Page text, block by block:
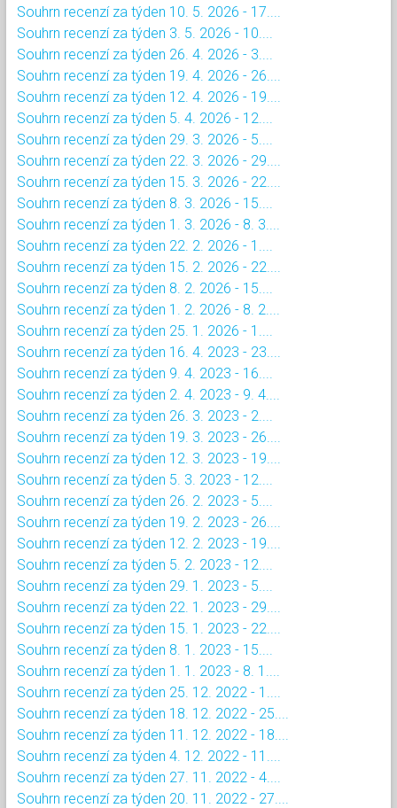
Souhrn recenzí za týden 10. 5. 2026 - 17....
Souhrn recenzí za týden 3. 5. 2026 - 10....
Souhrn recenzí za týden 26. 4. 2026 - 3....
Souhrn recenzí za týden 19. 4. 2026 - 26....
Souhrn recenzí za týden 12. 4. 2026 - 19....
Souhrn recenzí za týden 5. 4. 2026 - 12....
Souhrn recenzí za týden 29. 3. 2026 - 5....
Souhrn recenzí za týden 22. 3. 2026 - 29....
Souhrn recenzí za týden 15. 3. 2026 - 22....
Souhrn recenzí za týden 8. 3. 2026 - 15....
Souhrn recenzí za týden 1. 3. 2026 - 8. 3....
Souhrn recenzí za týden 22. 2. 2026 - 1....
Souhrn recenzí za týden 15. 2. 2026 - 22....
Souhrn recenzí za týden 8. 2. 2026 - 15....
Souhrn recenzí za týden 1. 2. 2026 - 8. 2....
Souhrn recenzí za týden 25. 1. 2026 - 1....
Souhrn recenzí za týden 16. 4. 2023 - 23....
Souhrn recenzí za týden 9. 4. 2023 - 16....
Souhrn recenzí za týden 2. 4. 2023 - 9. 4....
Souhrn recenzí za týden 26. 3. 2023 - 2....
Souhrn recenzí za týden 19. 3. 2023 - 26....
Souhrn recenzí za týden 12. 3. 2023 - 19....
Souhrn recenzí za týden 5. 3. 2023 - 12....
Souhrn recenzí za týden 26. 2. 2023 - 5....
Souhrn recenzí za týden 19. 2. 2023 - 26....
Souhrn recenzí za týden 12. 2. 2023 - 19....
Souhrn recenzí za týden 5. 2. 2023 - 12....
Souhrn recenzí za týden 29. 1. 2023 - 5....
Souhrn recenzí za týden 22. 1. 2023 - 29....
Souhrn recenzí za týden 15. 1. 2023 - 22....
Souhrn recenzí za týden 8. 1. 2023 - 15....
Souhrn recenzí za týden 1. 1. 2023 - 8. 1....
Souhrn recenzí za týden 25. 12. 2022 - 1....
Souhrn recenzí za týden 18. 12. 2022 - 25....
Souhrn recenzí za týden 11. 12. 2022 - 18....
Souhrn recenzí za týden 4. 12. 2022 - 11....
Souhrn recenzí za týden 27. 11. 2022 - 4....
Souhrn recenzí za týden 20. 11. 2022 - 27....